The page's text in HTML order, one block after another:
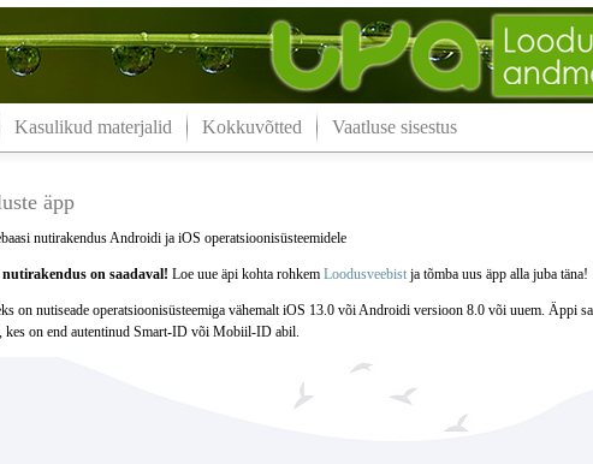
Kasulikud materjalid Kokkuvõtted Vaatluse sisestus
äpp
nutirakendus Androidi ja iOS operatsioonisüsteemidele
on saadaval! Loe uue äpi kohta rohkem Loodusveebistja tõmba uus äpp alla juba täna!
on nutiseade operatsioonisüsteemiga vähemalt iOS 13.0 või Androidi versioon 8.0 või uuem. Äppi
kes on end autentinud Smart-ID või Mobiil-ID abil.